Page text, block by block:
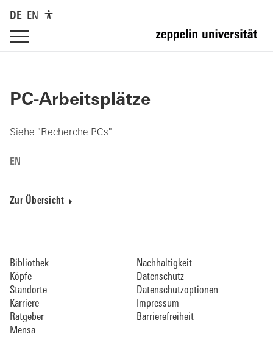
DE EN
PC-Arbeitsplätze
Siehe "Recherche PCs"
EN
Zur Übersicht
Bibliothek
Köpfe
Standorte
Karriere
Ratgeber
Mensa
Nachhaltigkeit
Datenschutz
Datenschutzoptionen
Impressum
Barrierefreiheit